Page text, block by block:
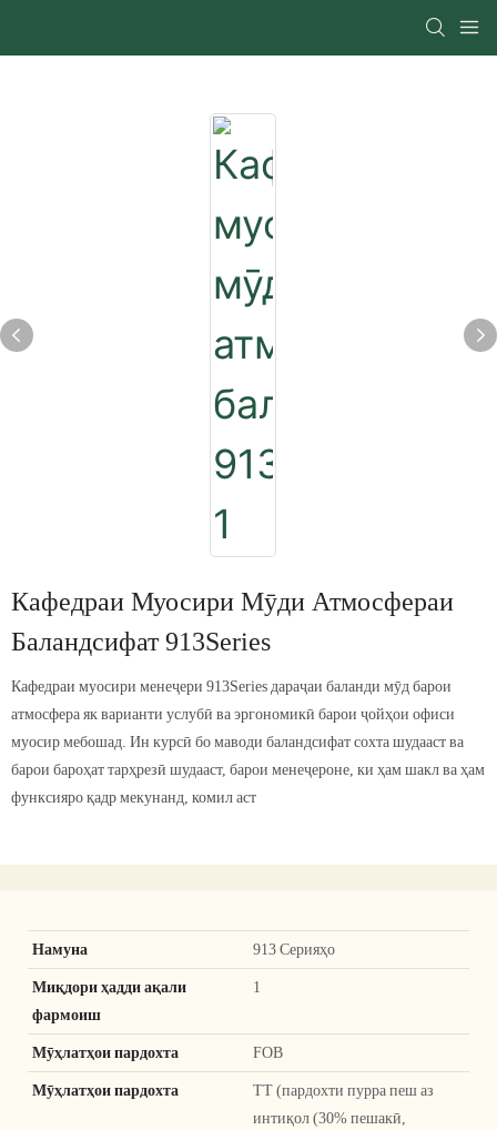
Кафедраи Муосири Мӯди Атмосфераи
Баландсифат 913Series
Кафедраи муосири менеҷери 913Series дараҷаи баланди мӯд барои
атмосфера як варианти услубӣ ва эргономикӣ барои ҷойҳои офиси
муосир мебошад. Ин курсӣ бо маводи баландсифат сохта шудааст ва
барои бароҳат тарҳрезӣ шудааст, барои менеҷероне, ки ҳам шакл ва ҳам
функсияро қадр мекунанд, комил аст
Намуна 913 Серияҳо
Миқдори ҳадди ақали
фармоиш
1
Мӯҳлатҳои пардохта FOB
Мӯҳлатҳои пардохта
TT (пардохти пурра пеш аз
интиқол (30% пешакӣ,